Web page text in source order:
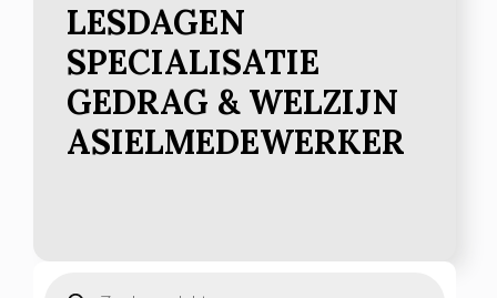
LESDAGEN
SPECIALISATIE
GEDRAG & WELZIJN
ASIELMEDEWERKER